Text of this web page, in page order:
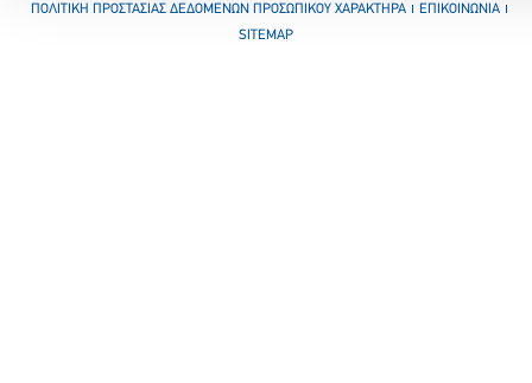
ΠΟΛΙΤΙΚΗ ΠΡΟΣΤΑΣΙΑΣ ΔΕΔΟΜΕΝΩΝ ΠΡΟΣΩΠΙΚΟΥ ΧΑΡΑΚΤΗΡΑ
ΕΠΙΚΟΙΝΩΝΙΑ
SITEMAP